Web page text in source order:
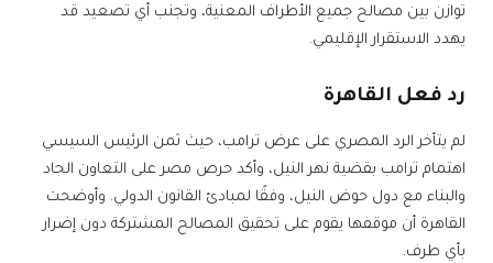
توازن بين مصالح جميع الأطراف المعنية، وتجنب أي تصعيد قد
يهدد الاستقرار الإقليمي.
رد فعل القاهرة
لم يتأخر الرد المصري على عرض ترامب، حيث ثمن الرئيس السيسي
اهتمام ترامب بقضية نهر النيل، وأكد حرص مصر على التعاون الجاد
والبناء مع دول حوض النيل، وفقًا لمبادئ القانون الدولي. وأوضحت
القاهرة أن موقفها يقوم على تحقيق المصالح المشتركة دون إضرار
بأي طرف.